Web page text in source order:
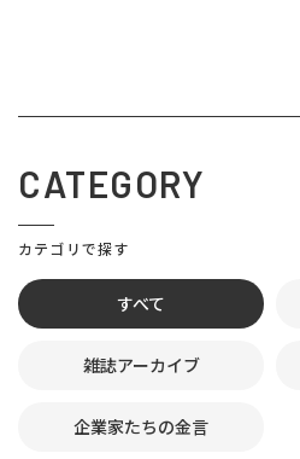
CATEGORY
カテゴリで探す
すべて
雑誌アーカイブ
企業家たちの金言